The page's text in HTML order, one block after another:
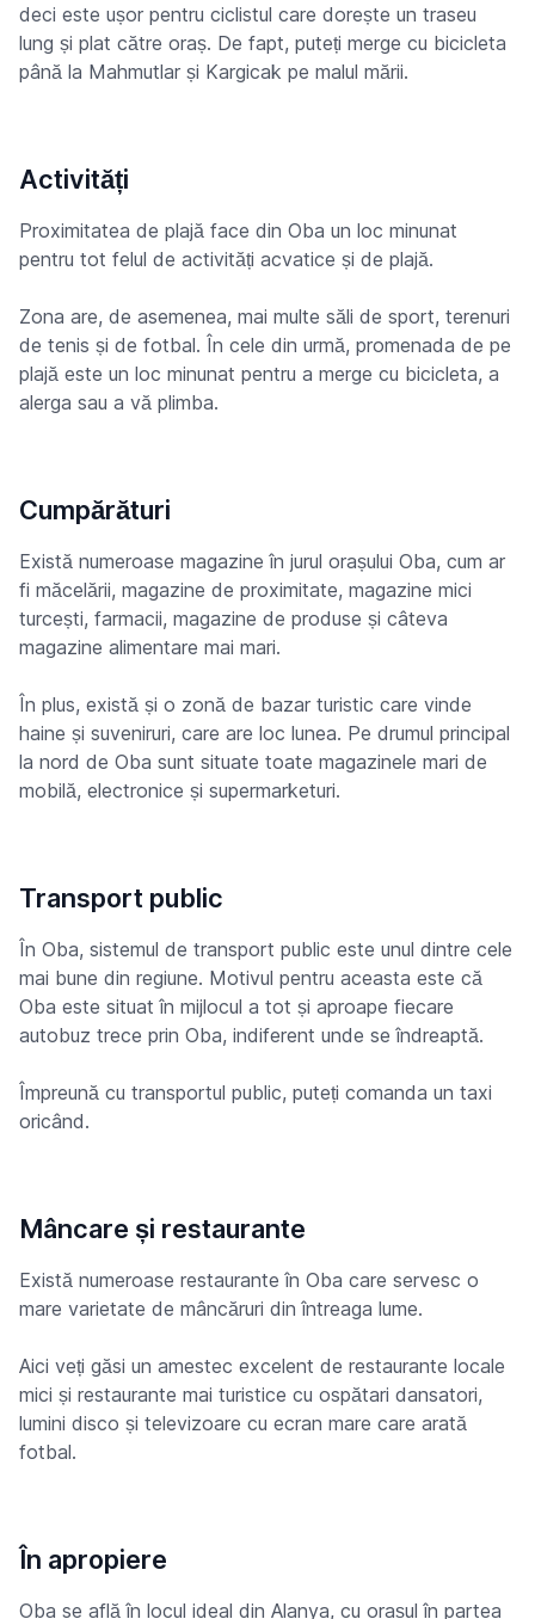
deci este ușor pentru ciclistul care dorește un traseu
lung și plat către oraș. De fapt, puteți merge cu bicicleta
până la Mahmutlar și Kargicak pe malul mării.
Activități
Proximitatea de plajă face din Oba un loc minunat
pentru tot felul de activități acvatice și de plajă.
Zona are, de asemenea, mai multe săli de sport, terenuri
de tenis și de fotbal. În cele din urmă, promenada de pe
plajă este un loc minunat pentru a merge cu bicicleta, a
alerga sau a vă plimba.
Cumpărături
Există numeroase magazine în jurul orașului Oba, cum ar
fi măcelării, magazine de proximitate, magazine mici
turcești, farmacii, magazine de produse și câteva
magazine alimentare mai mari.
În plus, există și o zonă de bazar turistic care vinde
haine și suveniruri, care are loc lunea. Pe drumul principal
la nord de Oba sunt situate toate magazinele mari de
mobilă, electronice și supermarketuri.
Transport public
În Oba, sistemul de transport public este unul dintre cele
mai bune din regiune. Motivul pentru aceasta este că
Oba este situat în mijlocul a tot și aproape fiecare
autobuz trece prin Oba, indiferent unde se îndreaptă.
Împreună cu transportul public, puteți comanda un taxi
oricând.
Mâncare și restaurante
Există numeroase restaurante în Oba care servesc o
mare varietate de mâncăruri din întreaga lume.
Aici veți găsi un amestec excelent de restaurante locale
mici și restaurante mai turistice cu ospătari dansatori,
lumini disco și televizoare cu ecran mare care arată
fotbal.
În apropiere
Oba se află în locul ideal din Alanya, cu orașul în partea